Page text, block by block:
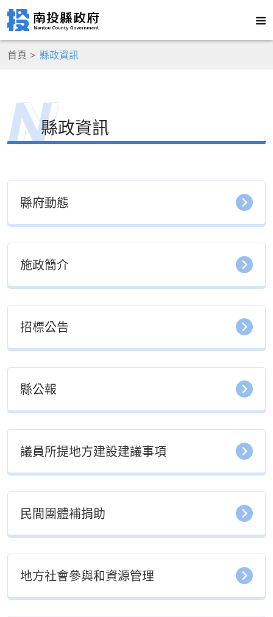
首頁 縣政資訊
縣政資訊
縣府動態
施政簡介
招標公告
縣公報
議員所提地方建設建議事項
民間團體補捐助
地方社會參與和資源管理